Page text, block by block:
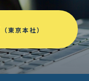
（東京本社）